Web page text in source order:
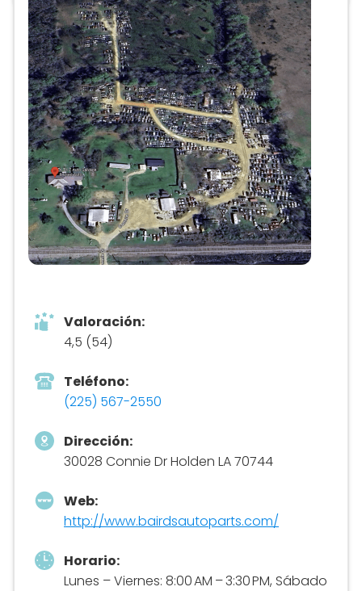
Anuncio
Valoración:
4,5 (54)
Teléfono:
(225) 567-2550
Dirección:
30028 Connie Dr Holden LA 70744
Web:
http://www.bairdsautoparts.com/
Horario:
Lunes – Viernes: 8:00 AM – 3:30 PM, Sábado